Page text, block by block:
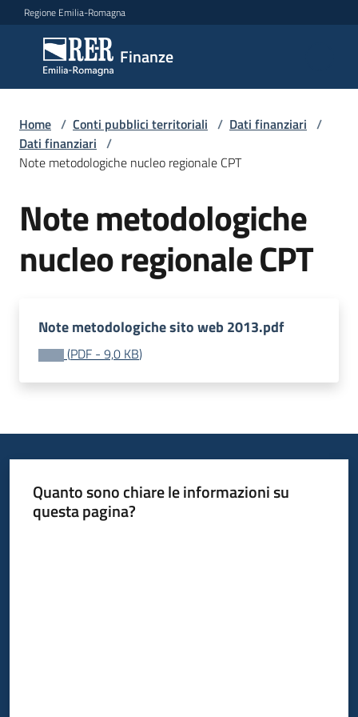
Vai al contenuto
Vai alla navigazione
Vai al footer
Regione Emilia-Romagna
Finanze
Finanze
Argomenti
Leggi
Atti
Piani
Programmi
Home / Conti pubblici territoriali / Dati finanziari /
Dati finanziari /
Note metodologiche nucleo regionale CPT
Note metodologiche
nucleo regionale CPT
Note metodologiche sito web 2013.pdf
(PDF - 9,0 KB)
Quanto sono chiare le informazioni su
questa pagina?